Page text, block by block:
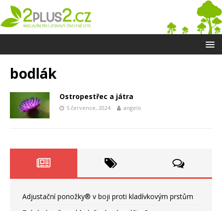
bodlák
Ostropestřec a játra
5 července, 2024 angelo
Adjustační ponožky® v boji proti kladívkovým prstům